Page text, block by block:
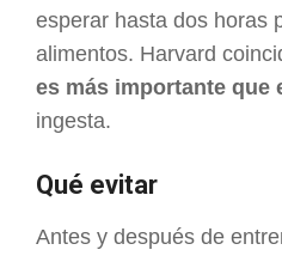
esperar hasta dos horas
alimentos. Harvard
es más importante que
ingesta.
Qué evitar
Antes y después de